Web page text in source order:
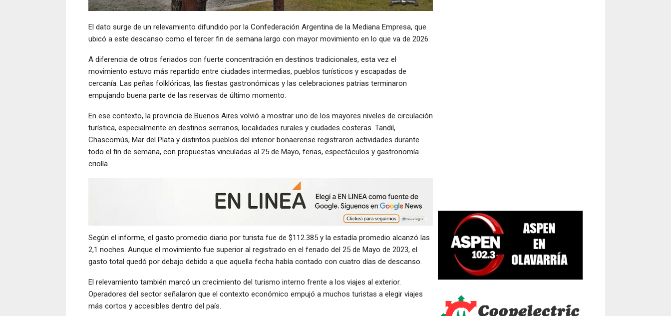
El dato surge de un relevamiento difundido por la Confederación Argentina de la Mediana Empresa, que
ubicó a este descanso como el tercer fin de semana largo con mayor movimiento en lo que va de 2026.
A diferencia de otros feriados con fuerte concentración en destinos tradicionales, esta vez el
movimiento estuvo más repartido entre ciudades intermedias, pueblos turísticos y escapadas de
cercanía. Las peñas folklóricas, las fiestas gastronómicas y las celebraciones patrias terminaron
empujando buena parte de las reservas de último momento.
En ese contexto, la provincia de Buenos Aires volvió a mostrar uno de los mayores niveles de circulación
turística, especialmente en destinos serranos, localidades rurales y ciudades costeras. Tandil,
Chascomús, Mar del Plata y distintos pueblos del interior bonaerense registraron actividades durante
todo el fin de semana, con propuestas vinculadas al 25 de Mayo, ferias, espectáculos y gastronomía
criolla.
Según el informe, el gasto promedio diario por turista fue de $112.385 y la estadía promedio alcanzó las
2,1 noches. Aunque el movimiento fue superior al registrado en el feriado del 25 de Mayo de 2023, el
gasto total quedó por debajo debido a que aquella fecha había contado con cuatro días de descanso.
El relevamiento también marcó un crecimiento del turismo interno frente a los viajes al exterior.
Operadores del sector señalaron que el contexto económico empujó a muchos turistas a elegir viajes
más cortos y accesibles dentro del país.